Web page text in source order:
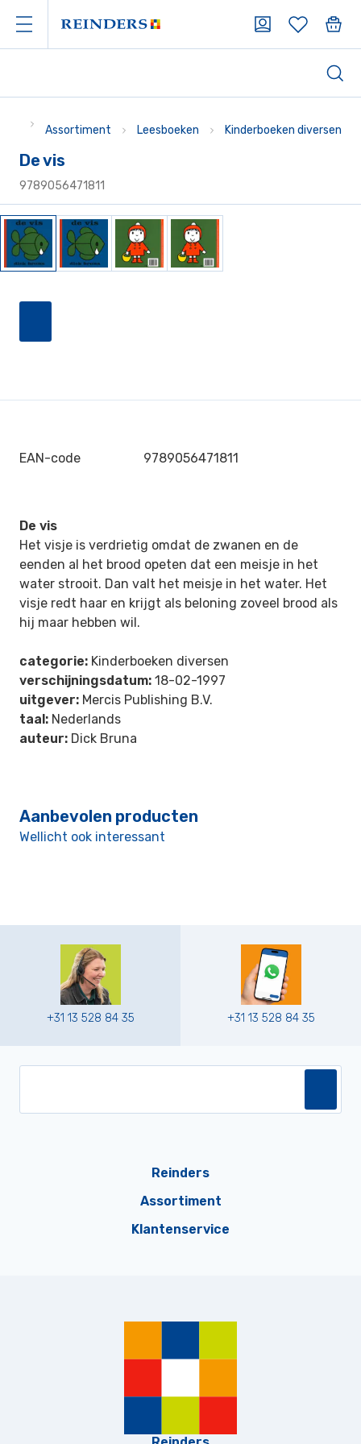
Assortiment Leesboeken Kinderboeken diversen
De vis
9789056471811
EAN-code 9789056471811
De vis
Het visje is verdrietig omdat de zwanen en de
eenden al het brood opeten dat een meisje in het
water strooit. Dan valt het meisje in het water. Het
visje redt haar en krijgt als beloning zoveel brood als
hij maar hebben wil.
categorie: Kinderboeken diversen
verschijningsdatum: 18-02-1997
uitgever: Mercis Publishing B.V.
taal: Nederlands
auteur: Dick Bruna
Aanbevolen producten
Wellicht ook interessant
+31 13 528 84 35 +31 13 528 84 35
Reinders
Assortiment
Klantenservice